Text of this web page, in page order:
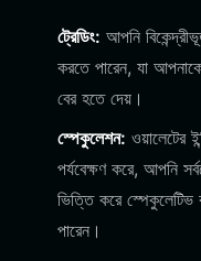
ট্রেডিং: আপনি
করতে পারেন, যা আপনাকে
বের হতে দেয়।
স্পেকুলেশন: ওয়ালেটের
পর্যবেক্ষণ করে, আপনি
ভিত্তি করে
পারেন।